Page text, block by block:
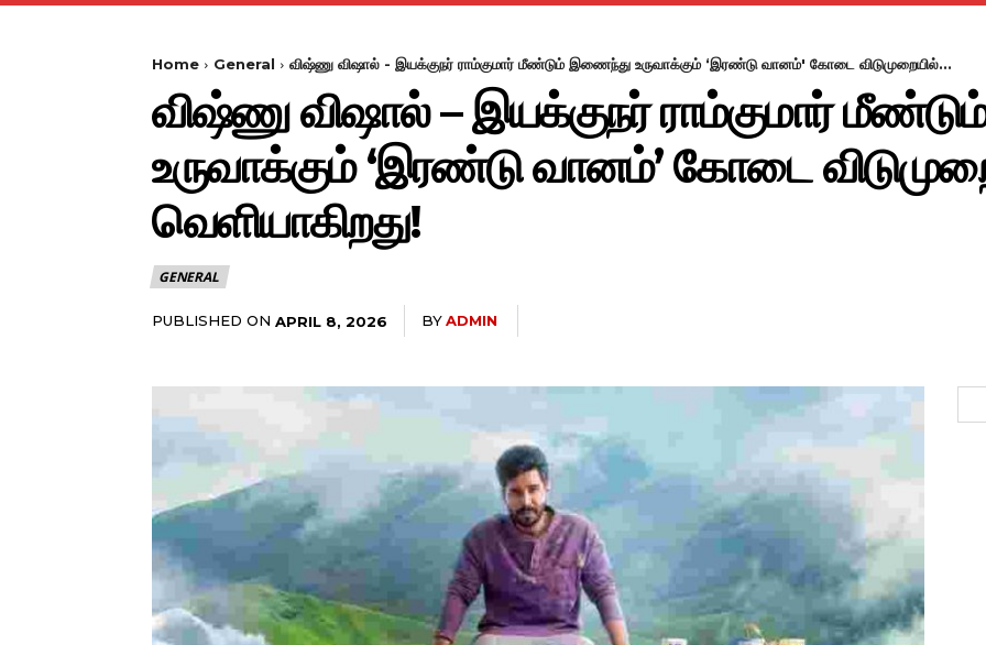
Home General விஷ்ணு விஷால் - இயக்குநர் ராம்குமார் மீண்டும் இணைந்து உருவாக்கும் ‘இரண்டு வானம்' கோடை விடுமுறையில்...
விஷ்ணு விஷால் – இயக்குநர் ராம்குமார்
உருவாக்கும் ‘இரண்டு வானம்’ கோடை
வெளியாகிறது!
GENERAL
PUBLISHED ON APRIL 8, 2026 BYADMIN